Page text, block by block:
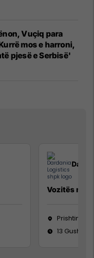
Vuçiq para
mos e harroni,
pjesë e Serbisë'
Vozitës me
Prishtinë
13 Gusht